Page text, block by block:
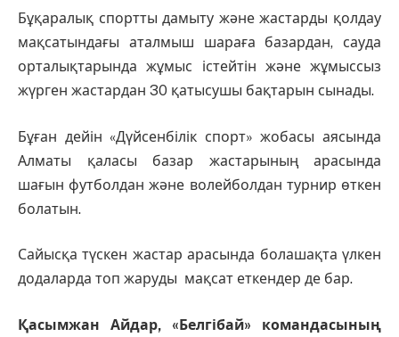
Бұқаралық спортты дамыту және жастарды қолдау
мақсатындағы аталмыш шараға базардан, сауда
орталықтарында жұмыс істейтін және жұмыссыз
жүрген жастардан 30 қатысушы бақтарын сынады.
Бұған дейін «Дүйсенбілік спорт» жобасы аясында
Алматы қаласы базар жастарының арасында
шағын футболдан және волейболдан турнир өткен
болатын.
Сайысқа түскен жастар арасында болашақта үлкен
додаларда топ жаруды мақсат еткендер де бар.
Қасымжан Айдар, «Белгібай» командасының